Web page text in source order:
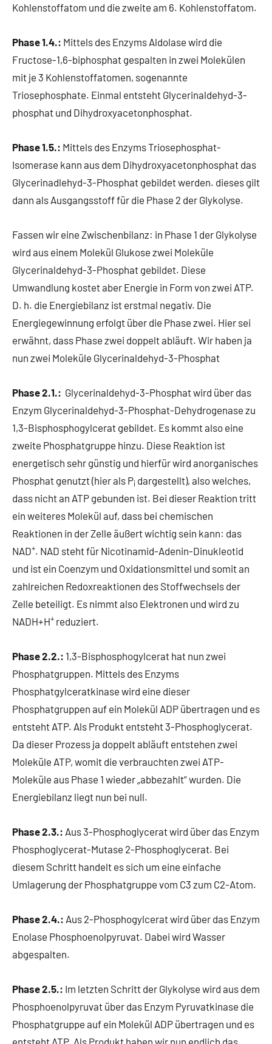
Kohlenstoffatom und die zweite am 6. Kohlenstoffatom.
Phase 1.4.: Mittels des Enzyms Aldolase wird die
Fructose-1,6-biphosphat gespalten in zwei Molekülen
mit je 3 Kohlenstoffatomen, sogenannte
Triosephosphate. Einmal entsteht Glycerinaldehyd-3-
phosphat und Dihydroxyacetonphosphat.
Phase 1.5.: Mittels des Enzyms Triosephosphat-
Isomerase kann aus dem Dihydroxyacetonphosphat das
Glycerinadlehyd-3-Phosphat gebildet werden. dieses gilt
dann als Ausgangsstoff für die Phase 2 der Glykolyse.
Fassen wir eine Zwischenbilanz: in Phase 1 der Glykolyse
wird aus einem Molekül Glukose zwei Moleküle
Glycerinaldehyd-3-Phosphat gebildet. Diese
Umwandlung kostet aber Energie in Form von zwei ATP.
D. h. die Energiebilanz ist erstmal negativ. Die
Energiegewinnung erfolgt über die Phase zwei. Hier sei
erwähnt, dass Phase zwei doppelt abläuft. Wir haben ja
nun zwei Moleküle Glycerinaldehyd-3-Phosphat
Phase 2.1.: Glycerinaldehyd-3-Phosphat wird über das
Enzym Glycerinaldehyd-3-Phosphat-Dehydrogenase zu
1,3-Bisphosphogylcerat gebildet. Es kommt also eine
zweite Phosphatgruppe hinzu. Diese Reaktion ist
energetisch sehr günstig und hierfür wird anorganisches
Phosphat genutzt (hier als Pi dargestellt), also welches,
dass nicht an ATP gebunden ist. Bei dieser Reaktion tritt
ein weiteres Molekül auf, dass bei chemischen
Reaktionen in der Zelle äußert wichtig sein kann: das
NAD+. NAD steht für Nicotinamid-Adenin-Dinukleotid
und ist ein Coenzym und Oxidationsmittel und somit an
zahlreichen Redoxreaktionen des Stoffwechsels der
Zelle beteiligt. Es nimmt also Elektronen und wird zu
NADH+H+ reduziert.
Phase 2.2.: 1,3-Bisphosphogylcerat hat nun zwei
Phosphatgruppen. Mittels des Enzyms
Phosphatgylceratkinase wird eine dieser
Phosphatgruppen auf ein Molekül ADP übertragen und es
entsteht ATP. Als Produkt entsteht 3-Phosphoglycerat.
Da dieser Prozess ja doppelt abläuft entstehen zwei
Moleküle ATP, womit die verbrauchten zwei ATP-
Moleküle aus Phase 1 wieder „abbezahlt“ wurden. Die
Energiebilanz liegt nun bei null.
Phase 2.3.: Aus 3-Phosphoglycerat wird über das Enzym
Phosphoglycerat-Mutase 2-Phosphoglycerat. Bei
diesem Schritt handelt es sich um eine einfache
Umlagerung der Phosphatgruppe vom C3 zum C2-Atom.
Phase 2.4.: Aus 2-Phosphogylcerat wird über das Enzym
Enolase Phosphoenolpyruvat. Dabei wird Wasser
abgespalten.
Phase 2.5.: Im letzten Schritt der Glykolyse wird aus dem
Phosphoenolpyruvat über das Enzym Pyruvatkinase die
Phosphatgruppe auf ein Molekül ADP übertragen und es
entsteht ATP. Als Produkt haben wir nun endlich das